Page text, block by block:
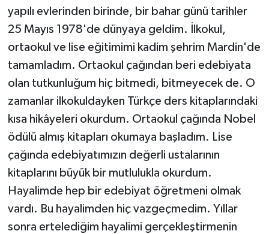
yapılı evlerinden birinde, bir bahar günü tarihler
25 Mayıs 1978'de dünyaya geldim. İlkokul,
ortaokul ve lise eğitimimi kadim şehrim Mardin'de
tamamladım. Ortaokul çağından beri edebiyata
olan tutkunluğum hiç bitmedi, bitmeyecek de. O
zamanlar ilkokuldayken Türkçe ders kitaplarındaki
kısa hikâyeleri okurdum. Ortaokul çağında Nobel
ödülü almış kitapları okumaya başladım. Lise
çağında edebiyatımızın değerli ustalarının
kitaplarını büyük bir mutlulukla okurdum.
Hayalimde hep bir edebiyat öğretmeni olmak
vardı. Bu hayalimden hiç vazgeçmedim. Yıllar
sonra ertelediğim hayalimi gerçekleştirmenin